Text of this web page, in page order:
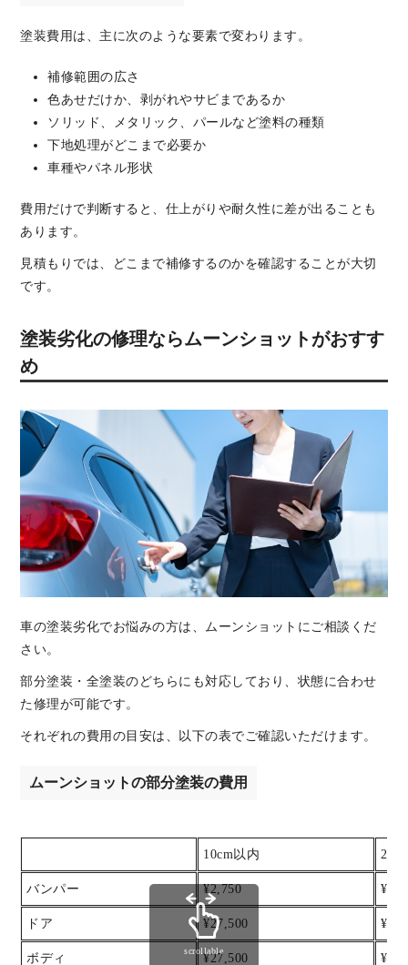
塗装費用は、主に次のような要素で変わります。
補修範囲の広さ
色あせだけか、剥がれやサビまであるか
ソリッド、メタリック、パールなど塗料の種類
下地処理がどこまで必要か
車種やパネル形状
費用だけで判断すると、仕上がりや耐久性に差が出ることも
あります。
見積もりでは、どこまで補修するのかを確認することが大切
です。
塗装劣化の修理ならムーンショットがおすす
め
車の塗装劣化でお悩みの方は、ムーンショットにご相談くだ
さい。
部分塗装・全塗装のどちらにも対応しており、状態に合わせ
た修理が可能です。
それぞれの費用の目安は、以下の表でご確認いただけます。
ムーンショットの部分塗装の費用
10cm以内
バンパー ¥2,750
ドア ¥27,500
ボディ ¥27,500
scrollable